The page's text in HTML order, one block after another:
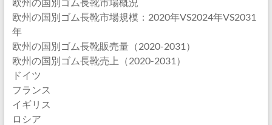
欧州の国別ゴム長靴市場規模：2020年VS2024年VS2031
年
欧州の国別ゴム長靴販売量（2020-2031）
欧州の国別ゴム長靴売上（2020-2031）
ドイツ
フランス
イギリス
ロシア